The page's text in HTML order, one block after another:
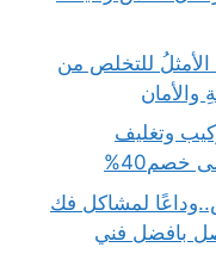
للتخلص من
وتغليف
لمشاكل فك
اتصل بافضل فني